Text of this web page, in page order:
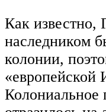
Как известно,
наследником
колонии,
«европейской
Колониальное